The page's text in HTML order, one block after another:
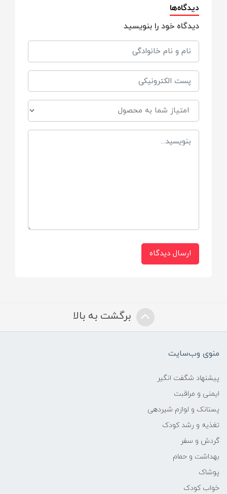
شلوار
شورت عینکی
0 تا 3 ماه
6 تا 9 ماه
زیردکمه: 37 | عرض شانه: 19
0 تا 3 ماه = قد شلوار: 35 | دورکمر:‌ 36 | طول
فاق: 20 | دور دم پا: 17
جنس
دیدگاه‌ها
دیدگاه خود را بنویسید
ارسال دیدگاه
برگشت به بالا
منوی وب‌سایت
پیشنهاد شگفت انگیر
ایمنی و مراقبت
پستانک و لوازم شیردهی
تغذیه و رشد کودک
گردش و سفر
بهداشت و حمام
پوشاک
خواب کودک